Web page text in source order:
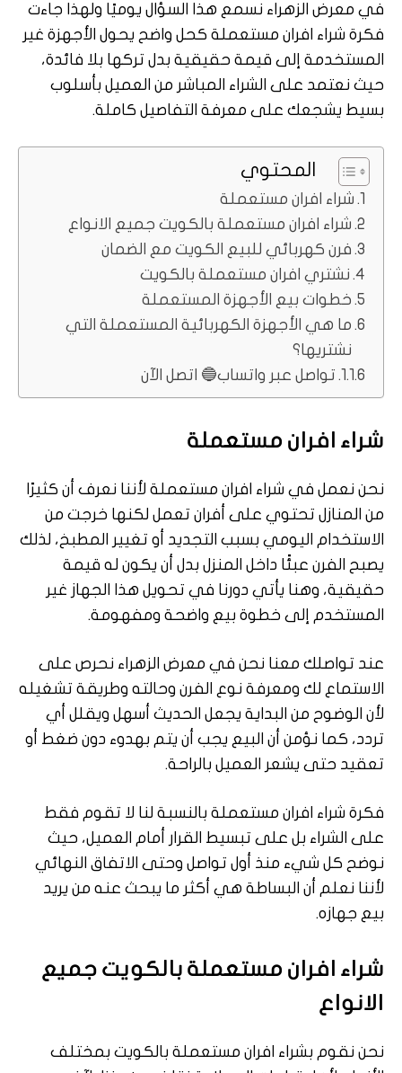
في معرض الزهراء نسمع هذا السؤال يوميًا ولهذا جاءت
فكرة شراء افران مستعملة كحل واضح يحول الأجهزة غير
المستخدمة إلى قيمة حقيقية بدل تركها بلا فائدة،
حيث نعتمد على الشراء المباشر من العميل بأسلوب
بسيط يشجعك على معرفة التفاصيل كاملة.
المحتوي
شراء افران مستعملة
شراء افران مستعملة بالكويت جميع الانواع
فرن كهربائي للبيع الكويت مع الضمان
نشتري افران مستعملة بالكويت
خطوات بيع الأجهزة المستعملة
ما هي الأجهزة الكهربائية المستعملة التي
نشتريها؟
تواصل عبر واتساب🔵 اتصل الآن
شراء افران مستعملة
نحن نعمل في شراء افران مستعملة لأننا نعرف أن كثيرًا
من المنازل تحتوي على أفران تعمل لكنها خرجت من
الاستخدام اليومي بسبب التجديد أو تغيير المطبخ، لذلك
يصبح الفرن عبئًا داخل المنزل بدل أن يكون له قيمة
حقيقية، وهنا يأتي دورنا في تحويل هذا الجهاز غير
المستخدم إلى خطوة بيع واضحة ومفهومة.
عند تواصلك معنا نحن في معرض الزهراء نحرص على
الاستماع لك ومعرفة نوع الفرن وحالته وطريقة تشغيله
لأن الوضوح من البداية يجعل الحديث أسهل ويقلل أي
تردد، كما نؤمن أن البيع يجب أن يتم بهدوء دون ضغط أو
تعقيد حتى يشعر العميل بالراحة.
فكرة شراء افران مستعملة بالنسبة لنا لا تقوم فقط
على الشراء بل على تبسيط القرار أمام العميل، حيث
نوضح كل شيء منذ أول تواصل وحتى الاتفاق النهائي
لأننا نعلم أن البساطة هي أكثر ما يبحث عنه من يريد
بيع جهازه.
شراء افران مستعملة بالكويت جميع
الانواع
نحن نقوم بشراء افران مستعملة بالكويت بمختلف